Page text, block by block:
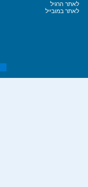
לאתר הרגיל
לאתר במובייל